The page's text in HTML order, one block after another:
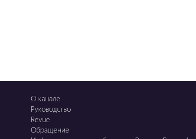
О канале
Руководство
Revue
Обращение